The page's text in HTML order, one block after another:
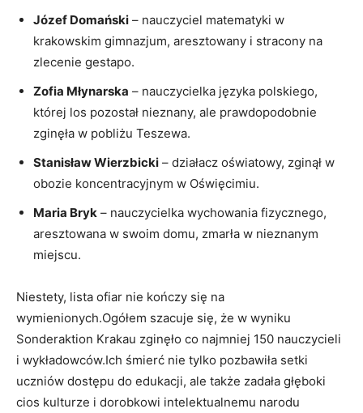
Józef Domański – nauczyciel matematyki w
krakowskim gimnazjum,‍ aresztowany i stracony ​na
zlecenie gestapo.
Zofia ‍Młynarska – nauczycielka języka polskiego,
której los⁣ pozostał nieznany, ale prawdopodobnie
zginęła w pobliżu Teszewa.
Stanisław Wierzbicki – działacz oświatowy, zginął⁣ w⁢
obozie koncentracyjnym w Oświęcimiu.
Maria Bryk – nauczycielka wychowania fizycznego,
aresztowana w swoim domu, zmarła w nieznanym
miejscu.
Niestety, lista ofiar nie kończy się na
wymienionych.Ogółem szacuje się, ‌że w wyniku
Sonderaktion Krakau zginęło co najmniej ⁤150 nauczycieli
i‍ wykładowców.Ich śmierć nie⁤ tylko‌ pozbawiła setki
uczniów dostępu do edukacji, ale także zadała głęboki
cios kulturze i dorobkowi ‌intelektualnemu narodu